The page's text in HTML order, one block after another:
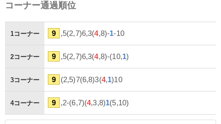
コーナー通過順位
1コーナー 9 ,5(2,7)6,3(4,8)-1-10
2コーナー 9 ,5(2,7)6,3(4,8)-(10,1)
3コーナー 9 (2,5)7(6,8)3(4,1)10
4コーナー 9 ,2-(6,7)(4,3,8)1(5,10)